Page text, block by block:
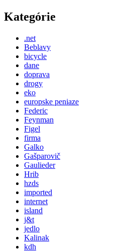
Kategórie
.net
Beblavy
bicycle
dane
doprava
drogy
eko
europske peniaze
Federic
Feynman
Figel
firma
Galko
Gašparovič
Gaulieder
Hrib
hzds
imported
internet
island
j&t
jedlo
Kalinak
kdh